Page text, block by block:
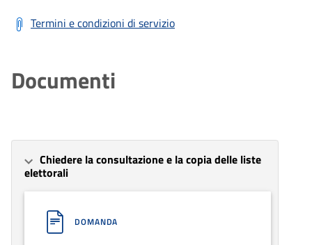
Termini e condizioni di servizio
Documenti
Chiedere la consultazione e la copia delle liste
elettorali
DOMANDA